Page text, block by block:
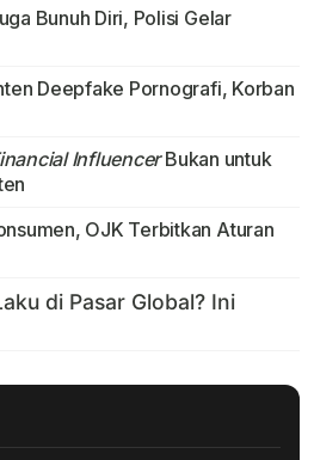
Bunuh Diri, Polisi Gelar
Deepfake Pornografi, Korban
InfluencerBukan untuk
OJK Terbitkan Aturan